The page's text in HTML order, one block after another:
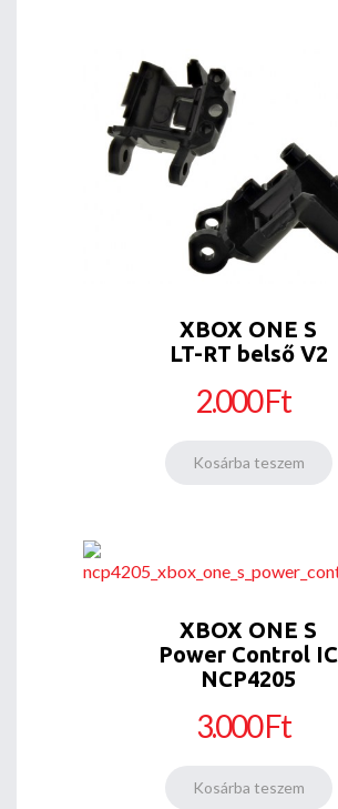
XBOX ONE S
LT-RT belső V2
2.000 Ft
XBOX ONE S
Power Control IC
NCP4205
3.000 Ft